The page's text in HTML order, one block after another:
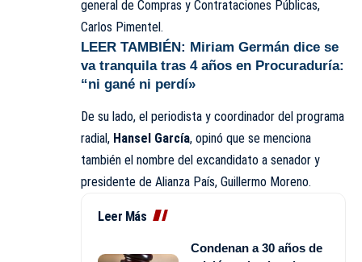
general de Compras y Contrataciones Públicas,
Carlos Pimentel.
LEER TAMBIÉN: Miriam Germán dice se
va tranquila tras 4 años en Procuraduría:
“ni gané ni perdí»
De su lado, el periodista y coordinador del programa
radial, Hansel García, opinó que se menciona
también el nombre del excandidato a senador y
presidente de Alianza País, Guillermo Moreno.
Leer Más
Condenan a 30 años de